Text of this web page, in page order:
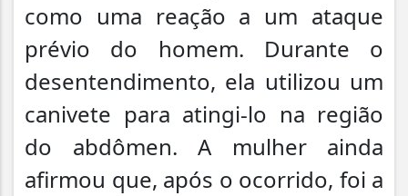
como uma reação a um ataque
prévio do homem. Durante o
desentendimento, ela utilizou um
canivete para atingi-lo na região
do abdômen. A mulher ainda
afirmou que, após o ocorrido, foi a